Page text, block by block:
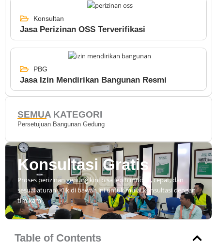
Konsultan
Jasa Perizinan OSS Terverifikasi
PBG
Jasa Izin Mendirikan Bangunan Resmi
SEMUA KATEGORI
Persetujuan Bangunan Gedung
Konsultasi Gratis
Proses perizinan gedung kini bisa lebih mudah, cepat, dan
sesuai aturan. Klik di bawah ini untuk mulai konsultasi dengan
tim kami.
Table of Contents